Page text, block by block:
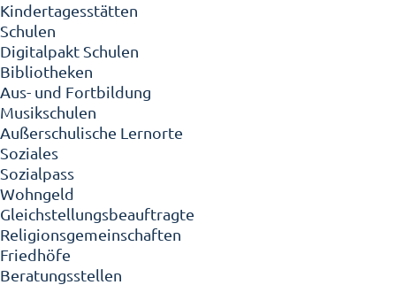
Kindertagesstätten
Schulen
Digitalpakt Schulen
Bibliotheken
Aus- und Fortbildung
Musikschulen
Außerschulische Lernorte
Soziales
Sozialpass
Wohngeld
Gleichstellungsbeauftragte
Religionsgemeinschaften
Friedhöfe
Beratungsstellen